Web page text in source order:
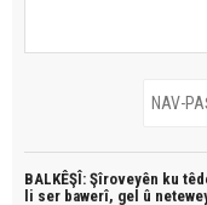
BALKÊŞÎ: Şîroveyên ku
li ser bawerî, gel û